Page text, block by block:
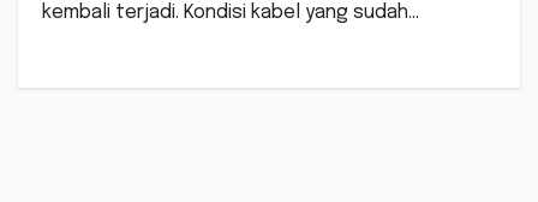
kembali terjadi. Kondisi kabel yang sudah…